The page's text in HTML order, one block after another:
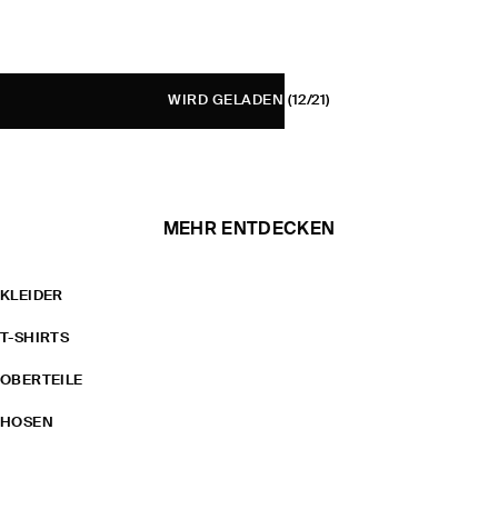
WIRD GELADEN (12/21)
MEHR ENTDECKEN
KLEIDER
T-SHIRTS
OBERTEILE
HOSEN